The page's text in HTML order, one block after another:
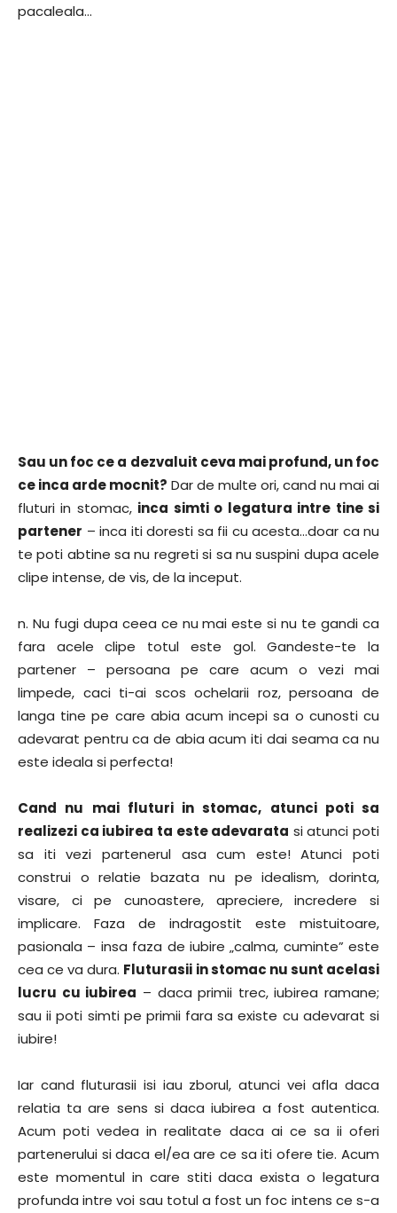
pacaleala…
Sau un foc ce a dezvaluit ceva mai profund, un foc
ce inca arde mocnit? Dar de multe ori, cand nu mai ai
fluturi in stomac, inca simti o legatura intre tine si
partener – inca iti doresti sa fii cu acesta…doar ca nu
te poti abtine sa nu regreti si sa nu suspini dupa acele
clipe intense, de vis, de la inceput.
n. Nu fugi dupa ceea ce nu mai este si nu te gandi ca
fara acele clipe totul este gol. Gandeste-te la
partener – persoana pe care acum o vezi mai
limpede, caci ti-ai scos ochelarii roz, persoana de
langa tine pe care abia acum incepi sa o cunosti cu
adevarat pentru ca de abia acum iti dai seama ca nu
este ideala si perfecta!
Cand nu mai fluturi in stomac, atunci poti sa
realizezi ca iubirea ta este adevarata si atunci poti
sa iti vezi partenerul asa cum este! Atunci poti
construi o relatie bazata nu pe idealism, dorinta,
visare, ci pe cunoastere, apreciere, incredere si
implicare. Faza de indragostit este mistuitoare,
pasionala – insa faza de iubire „calma, cuminte” este
cea ce va dura. Fluturasii in stomac nu sunt acelasi
lucru cu iubirea – daca primii trec, iubirea ramane;
sau ii poti simti pe primii fara sa existe cu adevarat si
iubire!
Iar cand fluturasii isi iau zborul, atunci vei afla daca
relatia ta are sens si daca iubirea a fost autentica.
Acum poti vedea in realitate daca ai ce sa ii oferi
partenerului si daca el/ea are ce sa iti ofere tie. Acum
este momentul in care stiti daca exista o legatura
profunda intre voi sau totul a fost un foc intens ce s-a